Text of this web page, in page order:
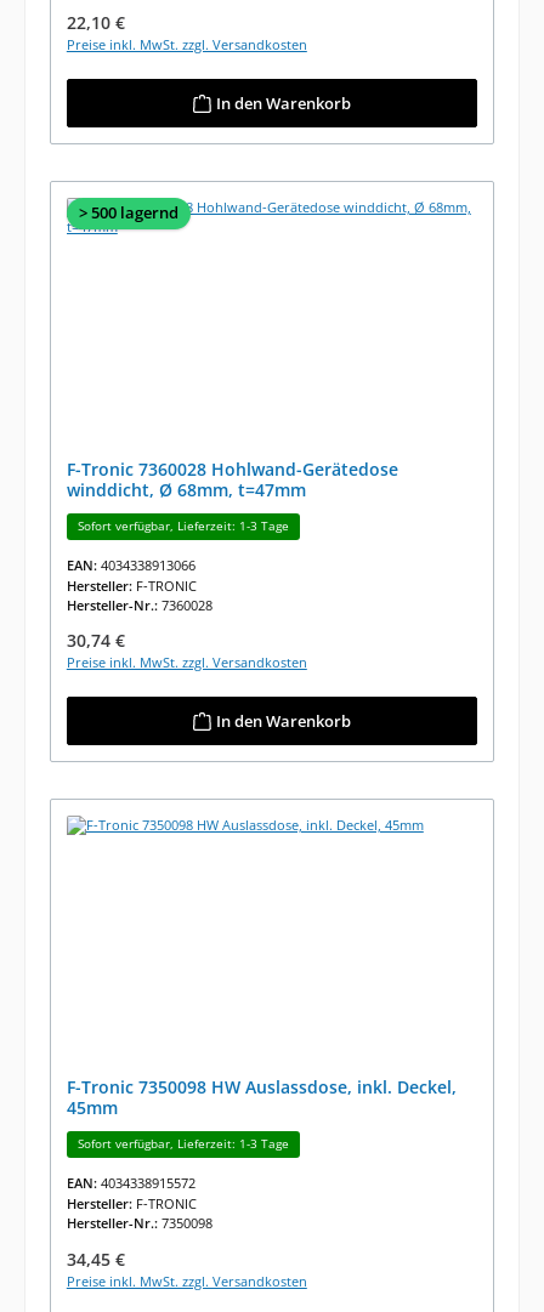
Regulärer Preis:
22,10 €
Preise inkl. MwSt. zzgl. Versandkosten
In den Warenkorb
> 500 lagernd
F-Tronic 7360028 Hohlwand-Gerätedose
winddicht, Ø 68mm, t=47mm
Sofort verfügbar, Lieferzeit: 1-3 Tage
EAN: 4034338913066
Hersteller: F-TRONIC
Hersteller-Nr.: 7360028
Regulärer Preis:
30,74 €
Preise inkl. MwSt. zzgl. Versandkosten
In den Warenkorb
F-Tronic 7350098 HW Auslassdose, inkl. Deckel,
45mm
Sofort verfügbar, Lieferzeit: 1-3 Tage
EAN: 4034338915572
Hersteller: F-TRONIC
Hersteller-Nr.: 7350098
Regulärer Preis:
34,45 €
Preise inkl. MwSt. zzgl. Versandkosten